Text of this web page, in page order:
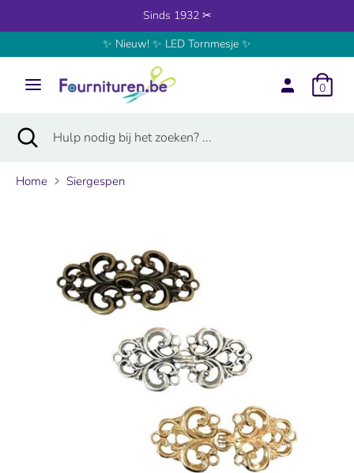
naar
Sinds 1932 ✂
✨ Nieuw! ✨ LED Tornmesje ✨
0
nodig
zoeken?
Zoeken Hulp
het
Zoekopdracht
sluiten
Home Siergespen